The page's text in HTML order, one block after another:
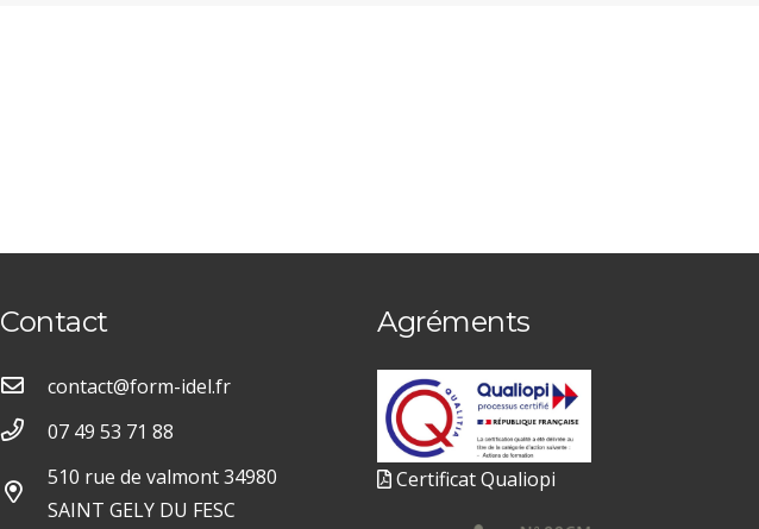
Contact
contact@form-idel.fr
07 49 53 71 88
510 rue de valmont 34980
SAINT GELY DU FESC
Agréments
Certificat Qualiopi